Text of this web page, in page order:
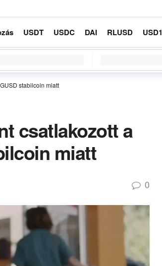
USDT USDC DAI RLUSD USD1
stabilcoin miatt
csatlakozott a
miatt
0